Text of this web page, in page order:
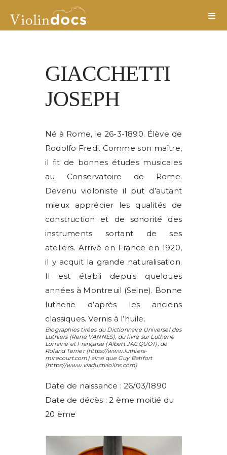
GIACCHETTI
JOSEPH
Né à Rome, le 26-3-1890. Élève de
Rodolfo Fredi. Comme son maître,
il fit de bonnes études musicales
au Conservatoire de Rome.
Devenu violoniste il put d’autant
mieux apprécier les qualités de
construction et de sonorité des
instruments sortant de ses
ateliers. Arrivé en France en 1920,
il y acquit la grande naturalisation.
Il est établi depuis quelques
années à Montreuil (Seine). Bonne
lutherie d’après les anciens
classiques. Vernis à l’huile.
Biographies tirées du Dictionnaire Universel des
Luthiers (René VANNES), du livre sur Lutherie
Lorraine et Française (Albert JACQUOT), de
Roland Terrier(https://www.luthiers-
mirecourt.com) ainsi que Guy Batifort
(https://www.viaductviolins.com)
Date de naissance : 26/03/1890
Date de décès : 2 ème moitié du
20 ème